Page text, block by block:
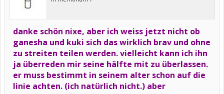
danke schön nixe, aber ich weiss jetzt nicht ob
ganesha und kuki sich das wirklich brav und ohne
zu streiten teilen werden. vielleicht kann ich ihn
ja überreden mir seine hälfte mit zu überlassen.
er muss bestimmt in seinem alter schon auf die
linie achten. (ich natürlich nicht.) aber